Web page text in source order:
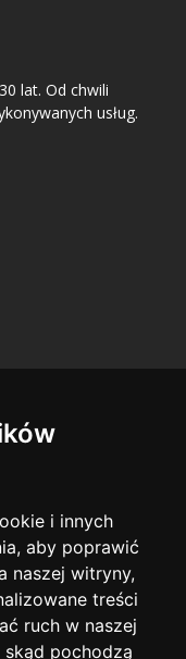
i innych
aby poprawić
naszej witryny,
treści
ruch w naszej
pochodzą
lat. Od chwili
usług.